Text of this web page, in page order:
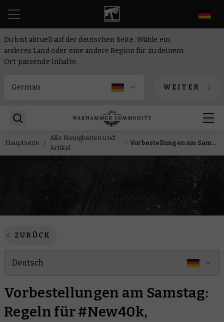
Du bist aktuell auf der deutschen Seite. Wähle ein
anderes Land oder eine andere Region für zu deinem
Ort passende Inhalte.
WEITER
Hauptseite
Alle Neuigkeiten und
Artikel
Vorbestellungen am Samstag: Regeln für #New40k, Kartensets und mehr
ZURÜCK
Deutsch
Vorbestellungen am Samstag:
Regeln für #New40k,